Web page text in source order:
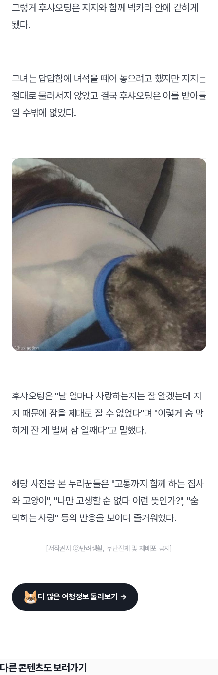
그렇게 후샤오팅은 지지와 함께 넥카라 안에 갇히게
됐다.
그녀는 답답함에 녀석을 떼어 놓으려고 했지만 지지는
절대로 물러서지 않았고 결국 후샤오팅은 이를 받아들
일 수밖에 없었다.
후샤오팅은 "날 얼마나 사랑하는지는 잘 알겠는데 지
지 때문에 잠을 제대로 잘 수 없었다"며 "이렇게 숨 막
히게 잔 게 벌써 삼 일째다"고 말했다.
해당 사진을 본 누리꾼들은 "고통까지 함께 하는 집사
와 고양이", "나만 고생할 순 없다 이런 뜻인가?", "숨
막히는 사랑" 등의 반응을 보이며 즐거워했다.
[저작권자 ⓒ반려생활, 무단전재 및 재배포 금지]
더 많은 여행정보 둘러보기 →
다른 콘텐츠도 보러가기